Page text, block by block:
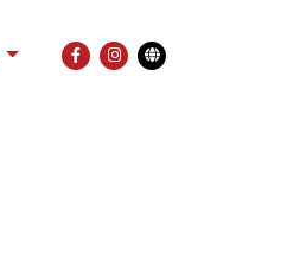
FACEBOOK
INSTAGRAM
Übersetzung